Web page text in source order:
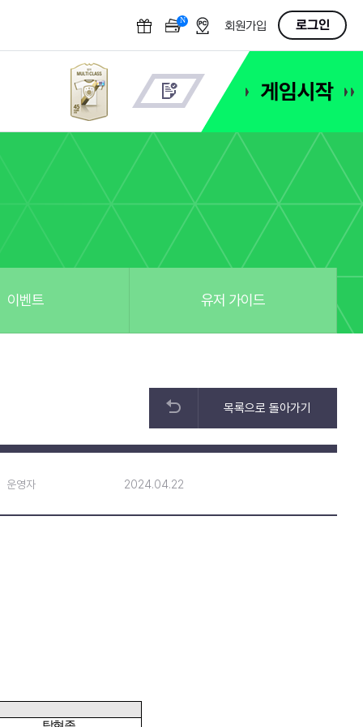
N OFF회원가입 로그인
이벤트 유저 가이드
목록으로 돌아가기
운영자 2024.04.22